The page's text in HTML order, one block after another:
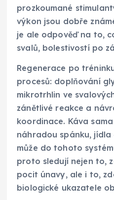
prozkoumané
výkon jsou dobře
je ale odpověď na to,
svalů, bolestivostí po
Regenerace po
procesů: doplňování
mikrotrhlin ve
zánětlivé reakce a
koordinace. Káva
náhradou spánku,
může do tohoto
proto sledují nejen to,
pocit únavy, ale i to,
biologické ukazatele